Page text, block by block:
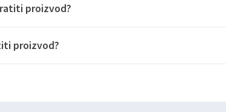
proizvod?
proizvod?